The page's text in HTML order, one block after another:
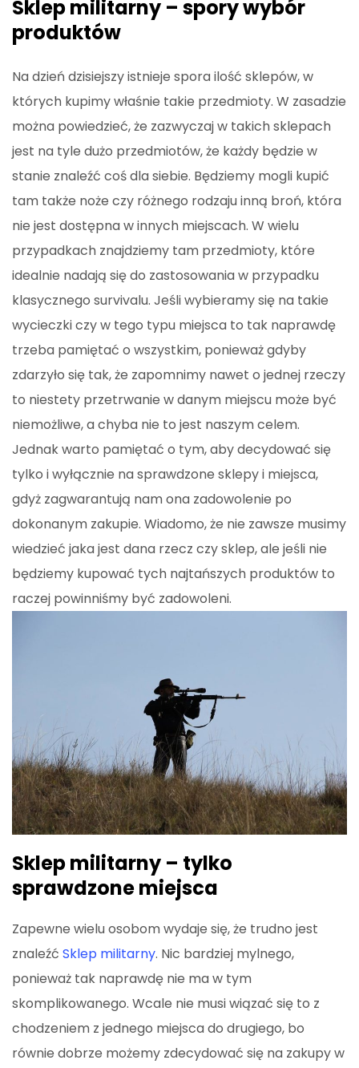
Sklep militarny – spory wybór
produktów
Na dzień dzisiejszy istnieje spora ilość sklepów, w
których kupimy właśnie takie przedmioty. W zasadzie
można powiedzieć, że zazwyczaj w takich sklepach
jest na tyle dużo przedmiotów, że każdy będzie w
stanie znaleźć coś dla siebie. Będziemy mogli kupić
tam także noże czy różnego rodzaju inną broń, która
nie jest dostępna w innych miejscach. W wielu
przypadkach znajdziemy tam przedmioty, które
idealnie nadają się do zastosowania w przypadku
klasycznego survivalu. Jeśli wybieramy się na takie
wycieczki czy w tego typu miejsca to tak naprawdę
trzeba pamiętać o wszystkim, ponieważ gdyby
zdarzyło się tak, że zapomnimy nawet o jednej rzeczy
to niestety przetrwanie w danym miejscu może być
niemożliwe, a chyba nie to jest naszym celem.
Jednak warto pamiętać o tym, aby decydować się
tylko i wyłącznie na sprawdzone sklepy i miejsca,
gdyż zagwarantują nam ona zadowolenie po
dokonanym zakupie. Wiadomo, że nie zawsze musimy
wiedzieć jaka jest dana rzecz czy sklep, ale jeśli nie
będziemy kupować tych najtańszych produktów to
raczej powinniśmy być zadowoleni.
Sklep militarny – tylko
sprawdzone miejsca
Zapewne wielu osobom wydaje się, że trudno jest
znaleźć Sklep militarny. Nic bardziej mylnego,
ponieważ tak naprawdę nie ma w tym
skomplikowanego. Wcale nie musi wiązać się to z
chodzeniem z jednego miejsca do drugiego, bo
równie dobrze możemy zdecydować się na zakupy w